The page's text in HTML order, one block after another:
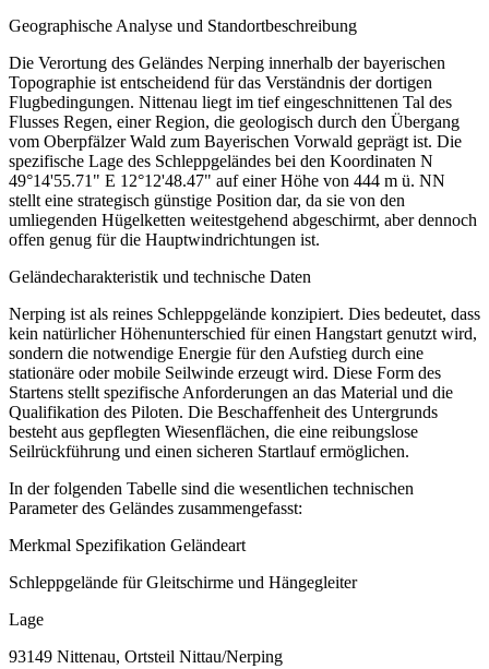
Geographische Analyse und Standortbeschreibung
Die Verortung des Geländes Nerping innerhalb der bayerischen
Topographie ist entscheidend für das Verständnis der dortigen
Flugbedingungen. Nittenau liegt im tief eingeschnittenen Tal des
Flusses Regen, einer Region, die geologisch durch den Übergang
vom Oberpfälzer Wald zum Bayerischen Vorwald geprägt ist. Die
spezifische Lage des Schleppgeländes bei den Koordinaten N
49°14'55.71" E 12°12'48.47" auf einer Höhe von 444 m ü. NN
stellt eine strategisch günstige Position dar, da sie von den
umliegenden Hügelketten weitestgehend abgeschirmt, aber dennoch
offen genug für die Hauptwindrichtungen ist.
Geländecharakteristik und technische Daten
Nerping ist als reines Schleppgelände konzipiert. Dies bedeutet, dass
kein natürlicher Höhenunterschied für einen Hangstart genutzt wird,
sondern die notwendige Energie für den Aufstieg durch eine
stationäre oder mobile Seilwinde erzeugt wird. Diese Form des
Startens stellt spezifische Anforderungen an das Material und die
Qualifikation des Piloten. Die Beschaffenheit des Untergrunds
besteht aus gepflegten Wiesenflächen, die eine reibungslose
Seilrückführung und einen sicheren Startlauf ermöglichen.
In der folgenden Tabelle sind die wesentlichen technischen
Parameter des Geländes zusammengefasst:
Merkmal Spezifikation Geländeart
Schleppgelände für Gleitschirme und Hängegleiter
Lage
93149 Nittenau, Ortsteil Nittau/Nerping